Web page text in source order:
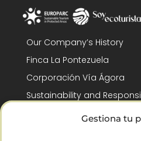
Gestiona tu
Our Company’s History
Finca La Pontezuela
Corporación Vía Ágora
Sustainability and
CSR and Fundación